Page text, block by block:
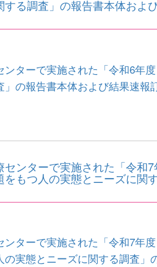
る調査」の報告書本体およ
ンターで実施された「令和6年
の報告書本体および結果速報
センターで実施された「令
もつ人の実態とニーズに関
ンターで実施された「令和7年
実態とニーズに関する調査」